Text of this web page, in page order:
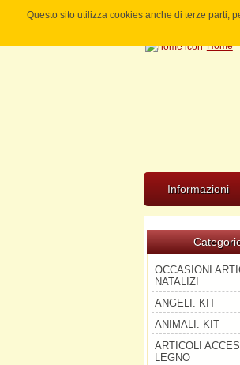
Questo sito utilizza cookies anche di terze parti,
Home
Informazioni
OCCASIONI
NATALIZI
ANGELI. KIT
ANIMALI. KIT
ARTICOLI
LEGNO